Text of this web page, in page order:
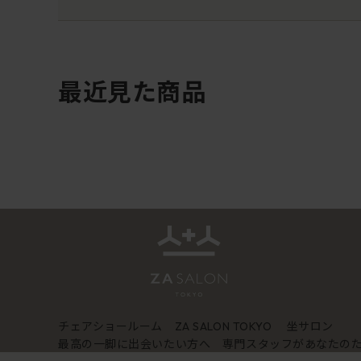
最近見た商品
チェアショールーム ZA SALON TOKYO
坐サロン
最高の一脚に出会いたい方へ 専門スタッフがあなたの